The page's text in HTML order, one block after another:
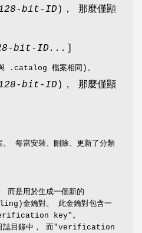
bit-ID )， 那麼僅顯
bit-ID...
.catalog 檔案相同)。
bit-ID )， 那麼僅顯
。 每當安裝、刪除、更新了分類
而是用於生成一個新的
金鑰對。 此金鑰對包含一
key"。
誌目錄中， 而"verification